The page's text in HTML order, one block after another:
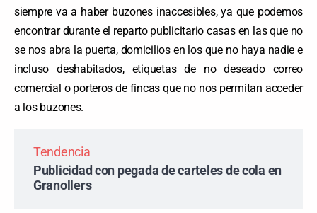
siempre va a haber buzones inaccesibles, ya que podemos
encontrar durante el reparto publicitario casas en las que no
se nos abra la puerta, domicilios en los que no haya nadie e
incluso deshabitados, etiquetas de no deseado correo
comercial o porteros de fincas que no nos permitan acceder
a los buzones.
Tendencia
Publicidad con pegada de carteles de cola en
Granollers